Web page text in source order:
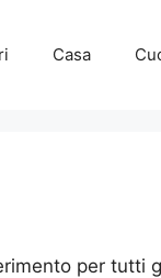
Casa
per tutti